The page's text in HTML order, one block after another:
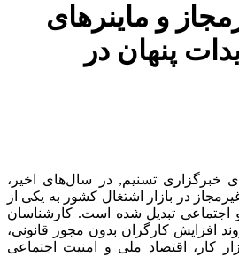
و ماینرهای
پنهان در
خبرگزاری تسنیم, در سال‌های اخیر،
در بازار اشتغال کشور به یکی از
تبدیل شده است. کارشناسان
افزایش کارگران بدون مجوز قانونی،
کار، اقتصاد ملی و امنیت اجتماعی